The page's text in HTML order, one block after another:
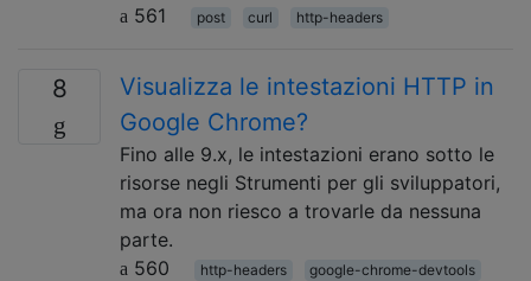
561
post curl http-headers
8
Visualizza le intestazioni HTTP in
Google Chrome?
Fino alle 9.x, le intestazioni erano sotto le
risorse negli Strumenti per gli sviluppatori,
ma ora non riesco a trovarle da nessuna
parte.
560
http-headers google-chrome-devtools